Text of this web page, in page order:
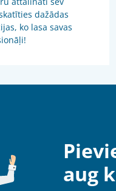
dažādas
ko lasa savas
aug